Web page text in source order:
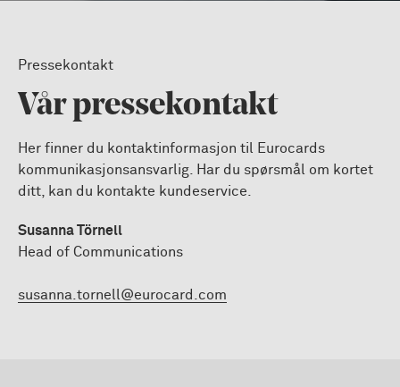
Pressekontakt
Vår pressekontakt
Her finner du kontaktinformasjon til Eurocards
kommunikasjonsansvarlig. Har du spørsmål om kortet
ditt, kan du kontakte kundeservice.
Susanna Törnell
Head of Communications
susanna.tornell@eurocard.com